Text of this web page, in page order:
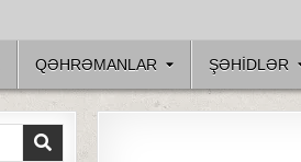
QƏHRƏMANLAR ŞƏHIDLƏR